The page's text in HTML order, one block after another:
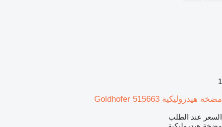
1
مضخة هيدروليكية Goldhofer 515663
السعر عند الطلب